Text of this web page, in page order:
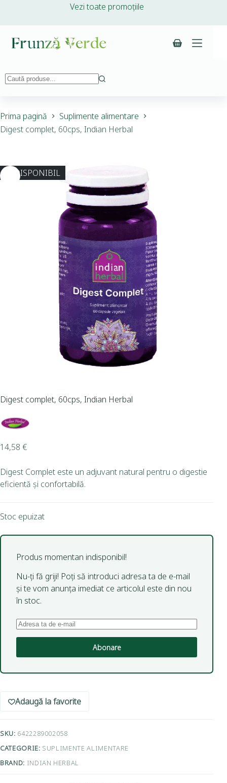
Vezi toate promoțiile
Prima pagină
Suplimente alimentare
Digest complet, 60cps, Indian Herbal
INDISPONIBIL
Digest complet, 60cps, Indian Herbal
14,58 €
Digest Complet este un adjuvant natural pentru o digestie
eficientă și confortabilă.
Stoc epuizat
Produs momentan indisponibil!
Nu-ți fă griji! Poți să introduci adresa ta de e-mail
și te vom anunța imediat ce articolul este din nou
în stoc.
Abonare
Adaugă la favorite
SKU: 6422289002058
CATEGORIE: SUPLIMENTE ALIMENTARE
BRAND: INDIAN HERBAL